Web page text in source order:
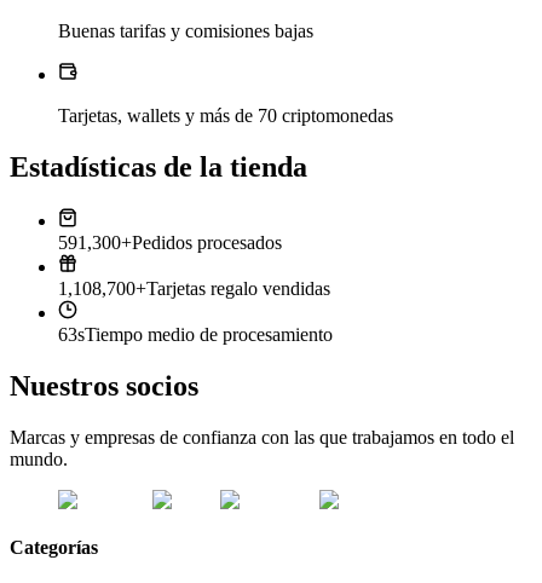
Buenas tarifas y comisiones bajas
Tarjetas, wallets y más de 70 criptomonedas
Estadísticas de la tienda
591,300+Pedidos procesados
1,108,700+Tarjetas regalo vendidas
63sTiempo medio de procesamiento
Nuestros socios
Marcas y empresas de confianza con las que trabajamos en todo el
mundo.
Categorías